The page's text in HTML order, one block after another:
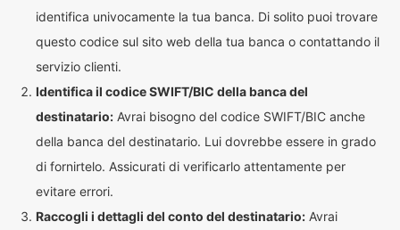
identifica univocamente la tua banca. Di solito puoi trovare
questo codice sul sito web della tua banca o contattando il
servizio clienti.
Identifica il codice SWIFT/BIC della banca del
destinatario: Avrai bisogno del codice SWIFT/BIC anche
della banca del destinatario. Lui dovrebbe essere in grado
di fornirtelo. Assicurati di verificarlo attentamente per
evitare errori.
Raccogli i dettagli del conto del destinatario: Avrai